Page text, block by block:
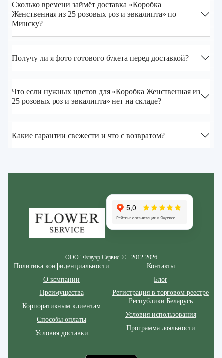
Сколько времени займёт доставка «Коробка
Женственная из 25 розовых роз и эвкалипта» по
Минску?
Получу ли я фото готового букета перед доставкой?
Что если нужных цветов для «Коробка Женственная из
25 розовых роз и эвкалипта» нет на складе?
Какие гарантии свежести и что с возвратом?
ООО "Флауэр Сервис"© - 2012-2026
Политика конфиденциальности
О компании
Преимущества
Корпоративным клиентам
Способы оплаты
Условия доставки
Контакты
Блог
Регистрация в торговом реестре
Республики Беларусь
Условия использования
Программа лояльности